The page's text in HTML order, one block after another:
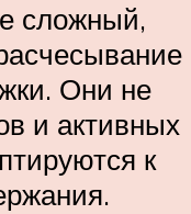
сложный,
Они не
и активных
к